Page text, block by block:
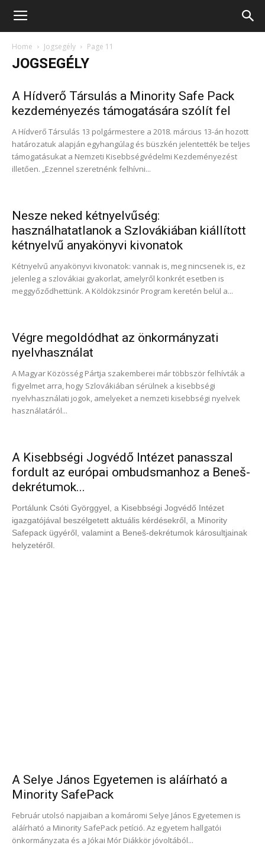
SZAKC
Home Jogsegély Page 11
JOGSEGÉLY
A Hídverő Társulás a Minority Safe Pack
kezdeményezés támogatására szólít fel
A Hídverő Társulás 13 polgármestere a 2018. március 13-án hozott
határozatuk alapján egyhangúlag és büszkén jelentették be teljes
támogatásukat a Nemzeti Kisebbségvédelmi Kezdeményezést
illetően. „Ezennel szeretnénk felhívni...
Nesze neked kétnyelvűség:
használhatatlanok a Szlovákiában kiállított
kétnyelvű anyakönyvi kivonatok
Kétnyelvű anyakönyvi kivonatok: vannak is, meg nincsenek is, ez
jelenleg a szlovákiai gyakorlat, amelyről konkrét esetben is
meggyőződhettünk. A Köldökzsinór Program keretén belül a...
Végre megoldódhat az önkormányzati
nyelvhasználat
A Magyar Közösség Pártja szakemberei már többször felhívták a
figyelmet arra, hogy Szlovákiában sérülnek a kisebbségi
nyelvhasználati jogok, amelyeket a nemzeti kisebbségi nyelvek
használatáról...
A Kisebbségi Jogvédő Intézet panasszal
fordult az európai ombudsmanhoz a Beneš-
dekrétumok...
Portálunk Csóti Györggyel, a Kisebbségi Jogvédő Intézet
igazgatójával beszélgetett aktuális kérdésekről, a Minority
Safepack ügyéről, valamint a Beneš-dekrétumok károsultjainak
helyzetéről.
A Selye János Egyetemen is aláírható a
Minority SafePack
Február utolsó napjaiban a komáromi Selye János Egyetemen is
aláírható a Minority SafePack petíció. Az egyetem hallgatói
önkormányzata és a Jókai Mór Diákkör jóvoltából...